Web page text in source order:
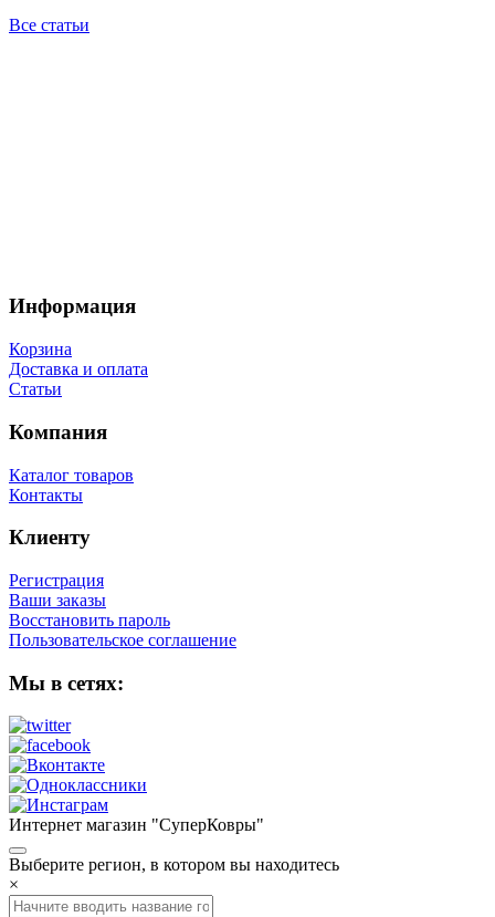
Все статьи
Информация
Корзина
Доставка и оплата
Статьи
Компания
Каталог товаров
Контакты
Клиенту
Регистрация
Ваши заказы
Восстановить пароль
Пользовательское соглашение
Мы в сетях:
Интернет магазин "СуперКовры"
Выберите регион, в котором вы находитесь
×